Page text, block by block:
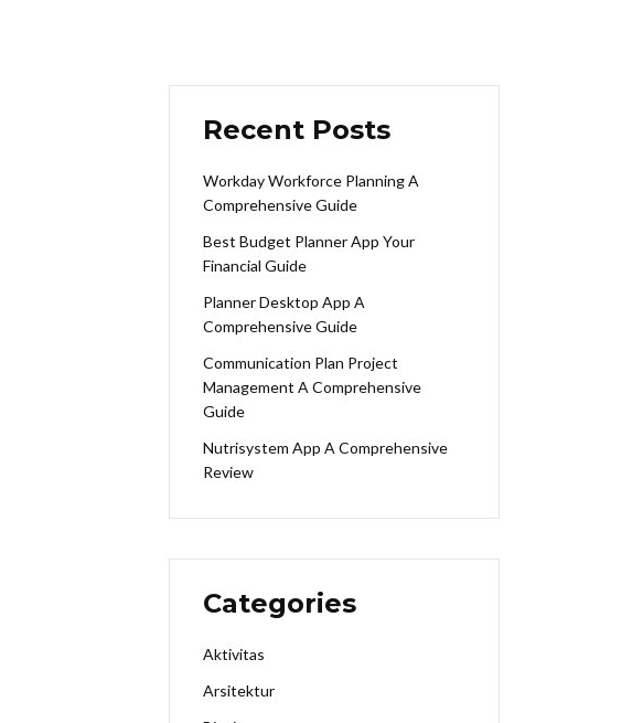
Recent Posts
Workday Workforce Planning A
Comprehensive Guide
Best Budget Planner App Your
Financial Guide
Planner Desktop App A
Comprehensive Guide
Communication Plan Project
Management A Comprehensive
Guide
Nutrisystem App A Comprehensive
Review
Categories
Aktivitas
Arsitektur